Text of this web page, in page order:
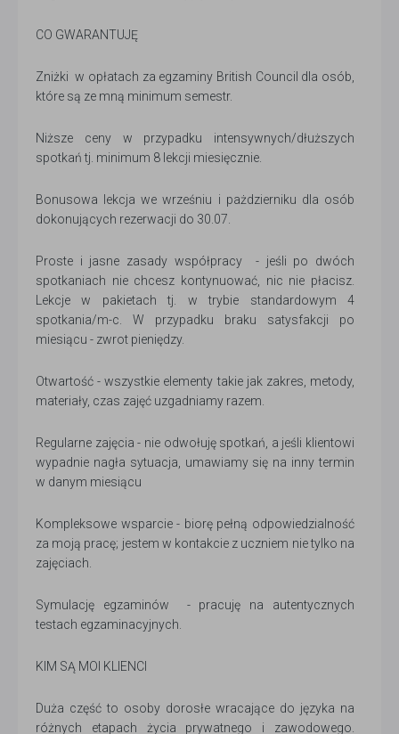
CO GWARANTUJĘ
Zniżki w opłatach za egzaminy British Council dla osób,
które są ze mną minimum semestr.
Niższe ceny w przypadku intensywnych/dłuższych
spotkań tj. minimum 8 lekcji miesięcznie.
Bonusowa lekcja we wrześniu i pażdzierniku dla osób
dokonujących rezerwacji do 30.07.
Proste i jasne zasady współpracy - jeśli po dwóch
spotkaniach nie chcesz kontynuować, nic nie płacisz.
Lekcje w pakietach tj. w trybie standardowym 4
spotkania/m-c. W przypadku braku satysfakcji po
miesiącu - zwrot pieniędzy.
Otwartość - wszystkie elementy takie jak zakres, metody,
materiały, czas zajęć uzgadniamy razem.
Regularne zajęcia - nie odwołuję spotkań, a jeśli klientowi
wypadnie nagła sytuacja, umawiamy się na inny termin
w danym miesiącu
Kompleksowe wsparcie - biorę pełną odpowiedzialność
za moją pracę; jestem w kontakcie z uczniem nie tylko na
zajęciach.
Symulację egzaminów - pracuję na autentycznych
testach egzaminacyjnych.
KIM SĄ MOI KLIENCI
Duża część to osoby dorosłe wracające do języka na
różnych etapach życia prywatnego i zawodowego.